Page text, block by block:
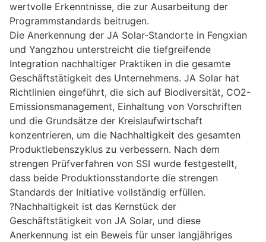
wertvolle Erkenntnisse, die zur Ausarbeitung der
Programmstandards beitrugen.
Die Anerkennung der JA Solar-Standorte in Fengxian
und Yangzhou unterstreicht die tiefgreifende
Integration nachhaltiger Praktiken in die gesamte
Geschäftstätigkeit des Unternehmens. JA Solar hat
Richtlinien eingeführt, die sich auf Biodiversität, CO2-
Emissionsmanagement, Einhaltung von Vorschriften
und die Grundsätze der Kreislaufwirtschaft
konzentrieren, um die Nachhaltigkeit des gesamten
Produktlebenszyklus zu verbessern. Nach dem
strengen Prüfverfahren von SSI wurde festgestellt,
dass beide Produktionsstandorte die strengen
Standards der Initiative vollständig erfüllen.
?Nachhaltigkeit ist das Kernstück der
Geschäftstätigkeit von JA Solar, und diese
Anerkennung ist ein Beweis für unser langjähriges